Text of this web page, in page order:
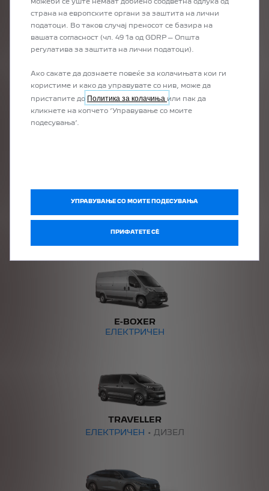
E-PARTNER
ЕЛЕКТРИЧЕН
PARTNER
• ВОДОРОДЕН• ДИЗЕЛ
E-BOXER
ЕЛЕКТРИЧЕН
TRAVELLER
ЕЛЕКТРИЧЕН
• ДИЗЕЛ
можеби сѐ уште немаат добиено соодветна одлука од
страна на европските органи за заштита на лични
податоци. Во таков случај преносот се базира на
вашата согласност (чл. 49 1а од GDRP – Општа
регулатива за заштита на лични податоци).
Ако сакате да дознаете повеќе за колачињата кои ги
користиме и како да управувате со нив, може да
пристапите до Политика за колачиња или пак да
кликнете на копчето ‘Управување со моите
подесувања’.
УПРАВУВАЊЕ СО МОИТЕ ПОДЕСУВАЊА
ПРИФАТЕТЕ СÈ